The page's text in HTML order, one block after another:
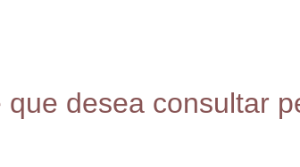
que desea consultar